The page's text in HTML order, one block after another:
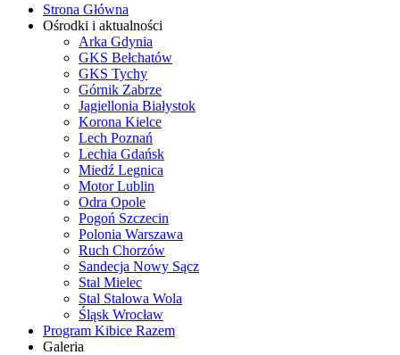
Strona Główna
Ośrodki i aktualności
Arka Gdynia
GKS Bełchatów
GKS Tychy
Górnik Zabrze
Jagiellonia Białystok
Korona Kielce
Lech Poznań
Lechia Gdańsk
Miedź Legnica
Motor Lublin
Odra Opole
Pogoń Szczecin
Polonia Warszawa
Ruch Chorzów
Sandecja Nowy Sącz
Stal Mielec
Stal Stalowa Wola
Śląsk Wrocław
Program Kibice Razem
Galeria